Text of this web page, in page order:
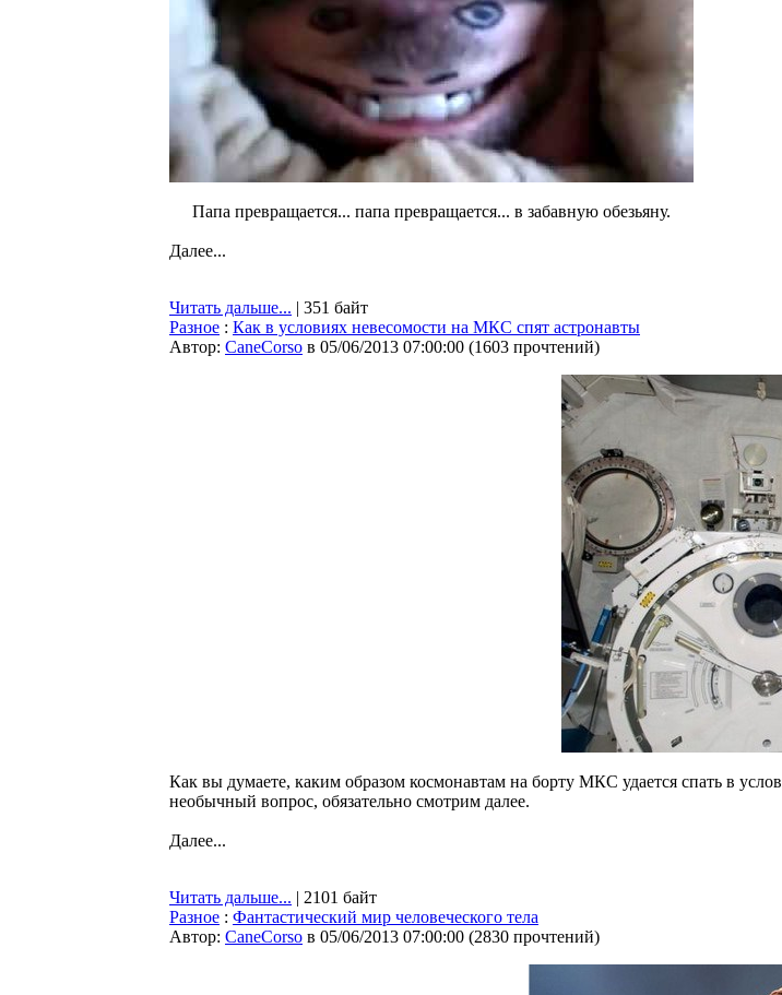
Папа превращается... папа превращается... в забавную обезьяну.
Далее...
Читать дальше... | 351 байт
Разное : Как в условиях невесомости на МКС спят астронавты
Автор: CaneCorso в 05/06/2013 07:00:00 (1603 прочтений)
Как вы думаете, каким образом космонавтам на борту МКС удается спать в
необычный вопрос, обязательно смотрим далее.
Далее...
Читать дальше... | 2101 байт
Разное : Фантастический мир человеческого тела
Автор: CaneCorso в 05/06/2013 07:00:00 (2830 прочтений)